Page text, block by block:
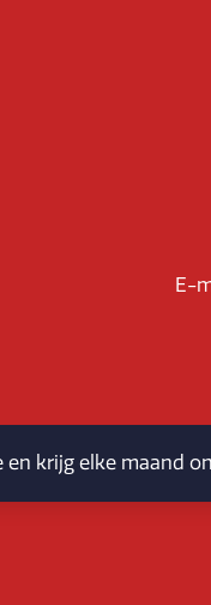
E-
krijg elke maand